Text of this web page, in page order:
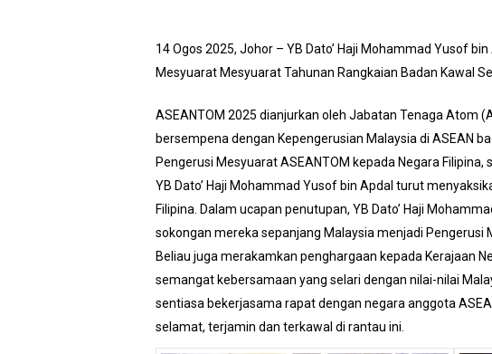
14 Ogos 2025, Johor – YB Dato’ Haji Mohammad Yusof
Mesyuarat Mesyuarat Tahunan Rangkaian Badan Kawal
ASEANTOM 2025 dianjurkan oleh Jabatan Tenaga Atom
bersempena dengan Kepengerusian Malaysia di ASEAN
Pengerusi Mesyuarat ASEANTOM kepada Negara
YB Dato’ Haji Mohammad Yusof bin Apdal turut
Filipina. Dalam ucapan penutupan, YB Dato’ Haji
sokongan mereka sepanjang Malaysia menjadi Pengerusi
Beliau juga merakamkan penghargaan kepada Kerajaan
semangat kebersamaan yang selari dengan nilai-nilai
sentiasa bekerjasama rapat dengan negara anggota
selamat, terjamin dan terkawal di rantau ini.